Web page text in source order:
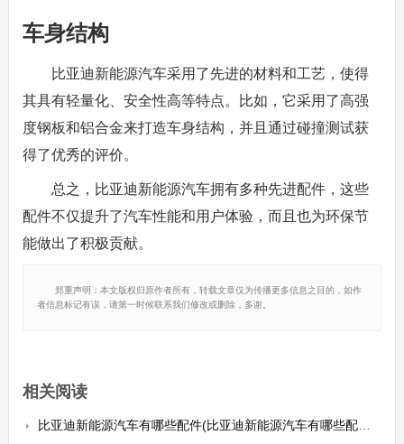
车身结构
比亚迪新能源汽车采用了先进的材料和工艺，使得
其具有轻量化、安全性高等特点。比如，它采用了高强
度钢板和铝合金来打造车身结构，并且通过碰撞测试获
得了优秀的评价。
总之，比亚迪新能源汽车拥有多种先进配件，这些
配件不仅提升了汽车性能和用户体验，而且也为环保节
能做出了积极贡献。
郑重声明：本文版权归原作者所有，转载文章仅为传播更多信息之目的，如作
者信息标记有误，请第一时候联系我们修改或删除，多谢。
相关阅读
比亚迪新能源汽车有哪些配件(比亚迪新能源汽车有哪些配件可以买)